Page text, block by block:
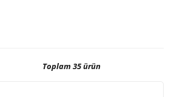
Toplam 35 ürün